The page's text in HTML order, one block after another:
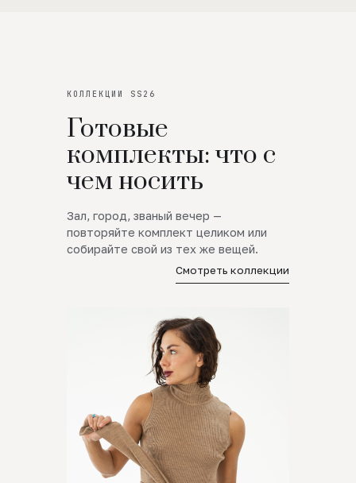
КОЛЛЕКЦИИ SS26
Готовые
комплекты: что с
чем носить
Зал, город, званый вечер —
повторяйте комплект целиком или
собирайте свой из тех же вещей.
Смотреть коллекции